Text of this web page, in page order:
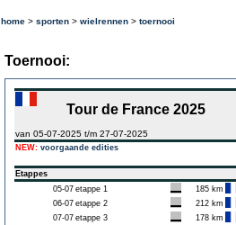
home > sporten > wielrennen > toernooi
Toernooi:
Tour de France 2025
van 05-07-2025 t/m 27-07-2025
NEW: voorgaande edities
Etappes
05-07 etappe 1
185 km
06-07 etappe 2
212 km
07-07 etappe 3
178 km